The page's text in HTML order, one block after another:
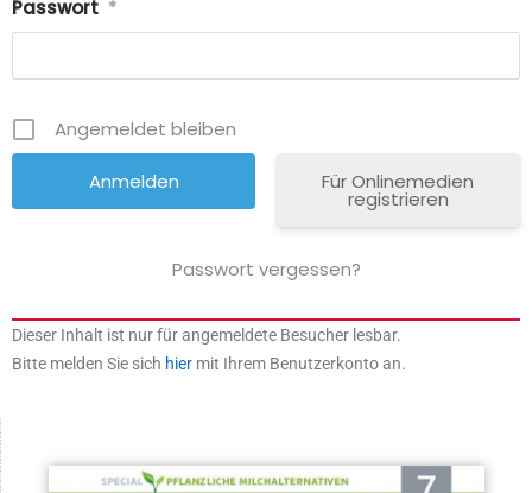
Passwort *
Angemeldet bleiben
Für Onlinemedien
registrieren
Passwort vergessen?
Dieser Inhalt ist nur für angemeldete Besucher lesbar.
Bitte melden Sie sich hier mit Ihrem Benutzerkonto an.